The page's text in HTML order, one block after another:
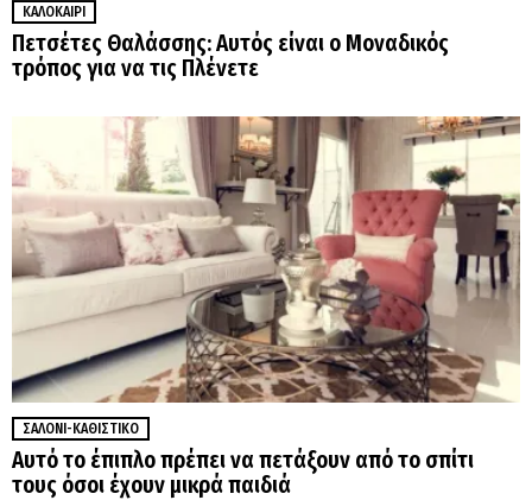
ΚΑΛΟΚΑΊΡΙ
Πετσέτες Θαλάσσης: Αυτός είναι ο Μοναδικός
τρόπος για να τις Πλένετε
ΣΑΛΌΝΙ-ΚΑΘΙΣΤΙΚΌ
Αυτό το έπιπλο πρέπει να πετάξουν από το σπίτι
τους όσοι έχουν μικρά παιδιά